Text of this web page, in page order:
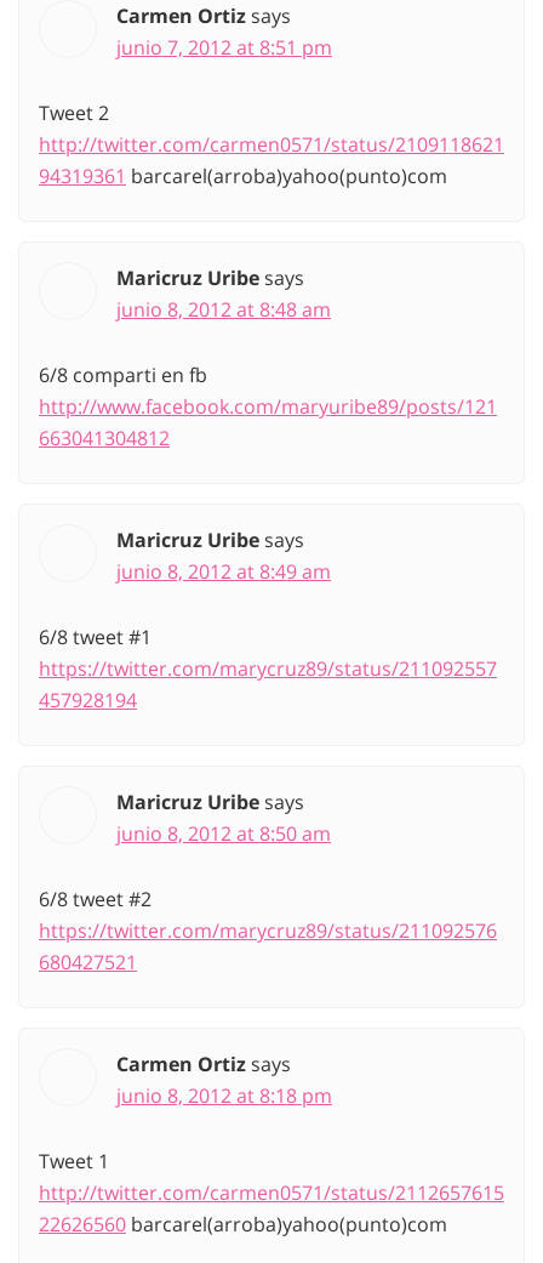
Carmen Ortizsays
junio 7, 2012 at 8:51 pm
Tweet 2
http://twitter.com/carmen0571/status/2109118621
94319361 barcarel(arroba)yahoo(punto)com
Maricruz Uribesays
junio 8, 2012 at 8:48 am
6/8 comparti en fb
http://www.facebook.com/maryuribe89/posts/121
663041304812
Maricruz Uribesays
junio 8, 2012 at 8:49 am
6/8 tweet #1
https://twitter.com/marycruz89/status/211092557
457928194
Maricruz Uribesays
junio 8, 2012 at 8:50 am
6/8 tweet #2
https://twitter.com/marycruz89/status/211092576
680427521
Carmen Ortizsays
junio 8, 2012 at 8:18 pm
Tweet 1
http://twitter.com/carmen0571/status/2112657615
22626560 barcarel(arroba)yahoo(punto)com